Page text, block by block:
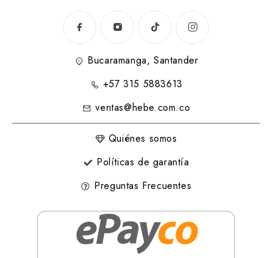
Bucaramanga, Santander
+57 315 5883613
ventas@hebe.com.co
Quiénes somos
Políticas de garantía
Preguntas Frecuentes